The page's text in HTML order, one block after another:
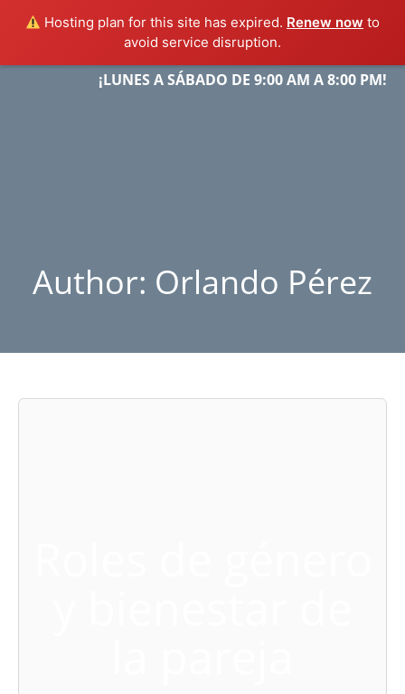
Hosting plan for this site has expired. Renew now to
avoid service disruption.
¡LUNES A SÁBADO DE 9:00 AM A 8:00 PM!
Menu
Author: Orlando Pérez